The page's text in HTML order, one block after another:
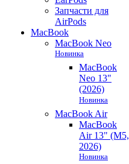
Запчасти для
AirPods
MacBook
MacBook Neo
Новинка
MacBook
Neo 13"
(2026)
Новинка
MacBook Air
MacBook
Air 13" (M5,
2026)
Новинка